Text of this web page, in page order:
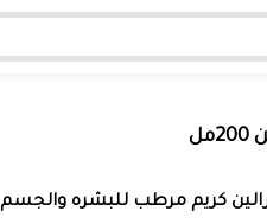
كريم مرطب للبشره والجسم